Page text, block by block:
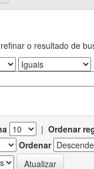
o resultado de
| Ordenar
Ordenar